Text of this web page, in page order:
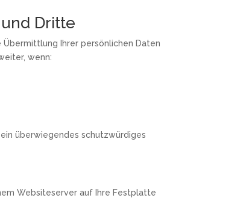
Dritte
Ihrer persönlichen Daten
wenn:
überwiegendes schutzwürdiges
Websiteserver auf Ihre Festplatte